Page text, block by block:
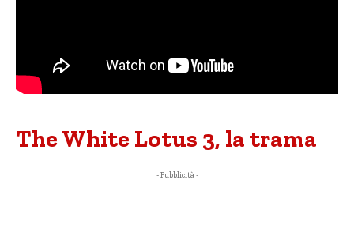
The White Lotus 3, la trama
- Pubblicità -